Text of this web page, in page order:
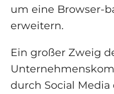
um eine Browser-
erweitern.
Ein großer Zweig
durch Social Media